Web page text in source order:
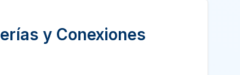
y Conexiones